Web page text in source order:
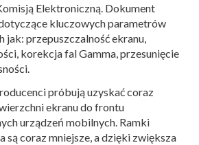
Elektroniczną. Dokument
kluczowych parametrów
jak: przepuszczalność ekranu,
korekcja fal Gamma, przesunięcie
próbują uzyskać coraz
ekranu do frontu
urządzeń mobilnych. Ramki
są coraz mniejsze, a dzięki zwiększa